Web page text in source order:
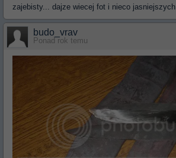
zajebisty... dajze wiecej fot i nieco jasniejszych
budo_vrav
Ponad rok temu